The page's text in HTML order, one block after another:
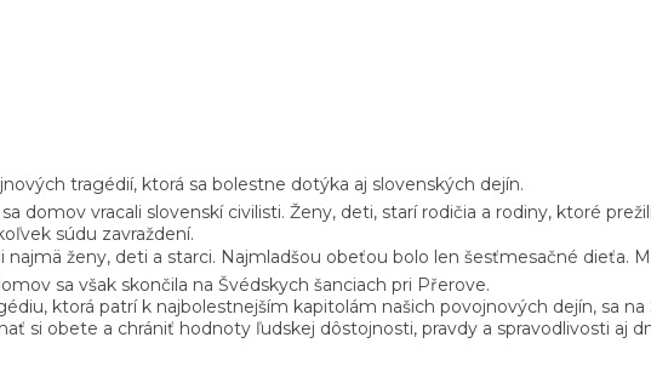
tragédií, ktorá sa bolestne dotýka aj slovenských dejín.
domov vracali slovenskí civilisti. Ženy, deti, starí rodičia a rodiny, ktoré
súdu zavraždení.
ženy, deti a starci. Najmladšou obeťou bolo len šesťmesačné dieťa.
sa však skončila na Švédskych šanciach pri Přerove.
ktorá patrí k najbolestnejším kapitolám našich povojnových dejín, sa
si obete a chrániť hodnoty ľudskej dôstojnosti, pravdy a spravodlivosti aj